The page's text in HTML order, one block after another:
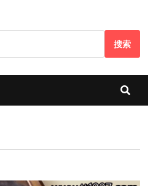
搜索